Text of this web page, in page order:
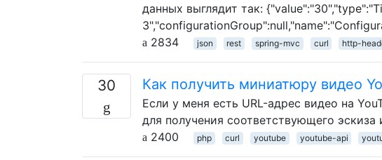
данных выглядит так:
2834
json rest spring-mvc curl http-
30 Как получить миниатюру видео
Если у меня есть URL-адрес видео на
для получения соответствующего эскиза
2400
php curl youtube youtube-api